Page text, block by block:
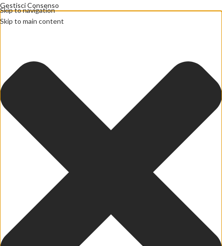
Gestisci Consenso
Skip to navigation
Skip to main content